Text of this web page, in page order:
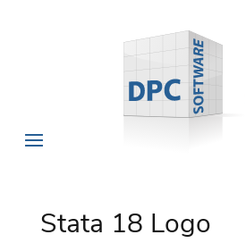
Stata 18 Logo